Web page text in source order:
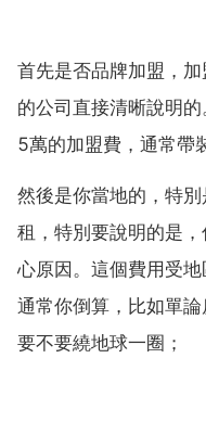
首先是否品牌加盟，
的公司直接清晰說明
5萬的加盟費，通常帶
然後是你當地的，特
租，特別要說明的是
心原因。這個費用受
通常你倒算，比如單
要不要繞地球一圈；